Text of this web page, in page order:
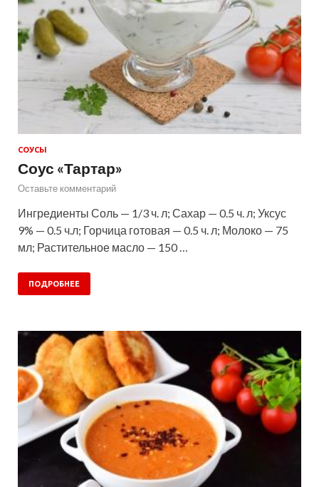
СОУСЫ
Соус «Тартар»
Оставьте комментарий
Ингредиенты Соль — 1/3 ч. л; Сахар — 0.5 ч. л; Уксус
9% — 0.5 ч.л; Горчица готовая — 0.5 ч. л; Молоко — 75
мл; Растительное масло — 150 …
ПОДРОБНЕЕ